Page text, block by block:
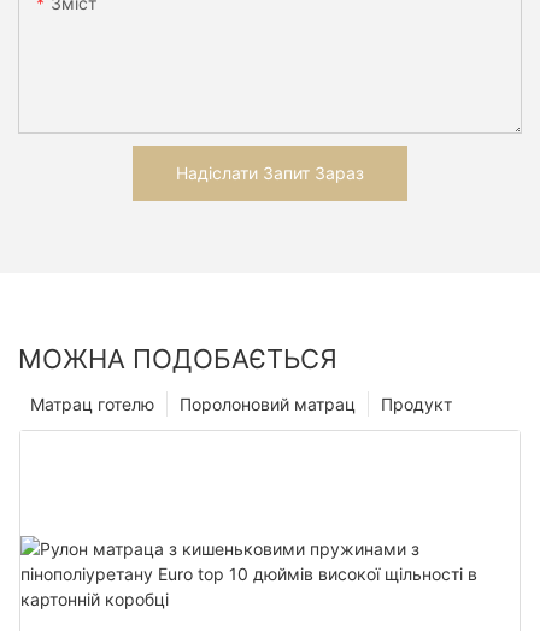
Надіслати Запит Зараз
МОЖНА ПОДОБАЄТЬСЯ
Продукт
Поролоновий матрац
Матрац готелю